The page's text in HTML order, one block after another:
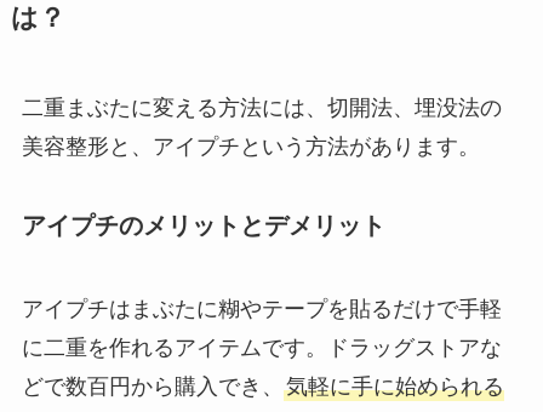
は？
二重まぶたに変える方法には、切開法、埋没法の
美容整形と、アイプチという方法があります。
アイプチのメリットとデメリット
アイプチはまぶたに糊やテープを貼るだけで手軽
に二重を作れるアイテムです。ドラッグストアな
どで数百円から購入でき、 気軽に手に始められる